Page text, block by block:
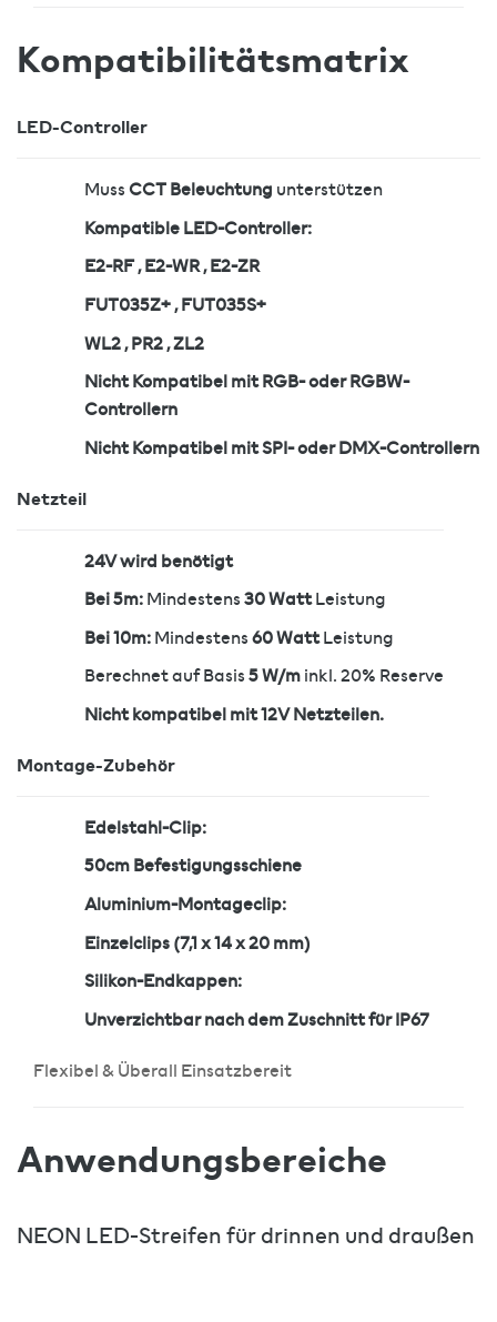
Kompatibilitätsmatrix
LED-Controller
MussCCT Beleuchtung unterstützen
Kompatible LED-Controller:
E2-RF , E2-WR , E2-ZR
FUT035Z+ , FUT035S+
WL2 , PR2 , ZL2
Nicht Kompatibel mit RGB- oder RGBW-
Controllern
Nicht Kompatibel mit SPI- oder DMX-Controllern
Netzteil
24V wird benötigt
Bei 5m:Mindestens30 WattLeistung
Bei 10m:Mindestens60 WattLeistung
Berechnet auf Basis5 W/minkl. 20% Reserve
Nicht kompatibel mit 12V Netzteilen.
Montage-Zubehör
Edelstahl-Clip:
50cm Befestigungsschiene
Aluminium-Montageclip:
Einzelclips (7,1 x 14 x 20 mm)
Silikon-Endkappen:
Unverzichtbar nach dem Zuschnitt für IP67
Flexibel & Überall Einsatzbereit
Anwendungsbereiche
NEON LED-Streifen für drinnen und draußen